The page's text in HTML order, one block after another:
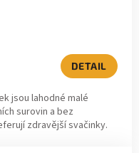
DETAIL
jsou lahodné malé
surovin a bez
zdravější svačinky.